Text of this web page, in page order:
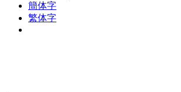
簡体字
繁体字